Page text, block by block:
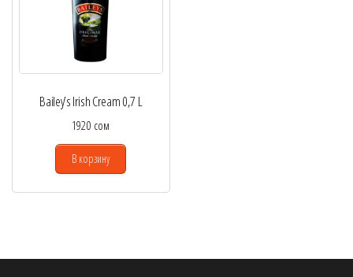
Bailey’s Irish Cream 0,7 L
1920 сом
В корзину